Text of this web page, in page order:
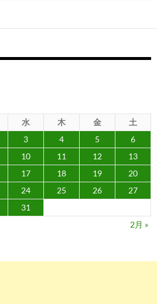
水 木 金
土
3 4 5
6
10 11 12
13
17 18 19
20
24 25 26
27
31
2月 »